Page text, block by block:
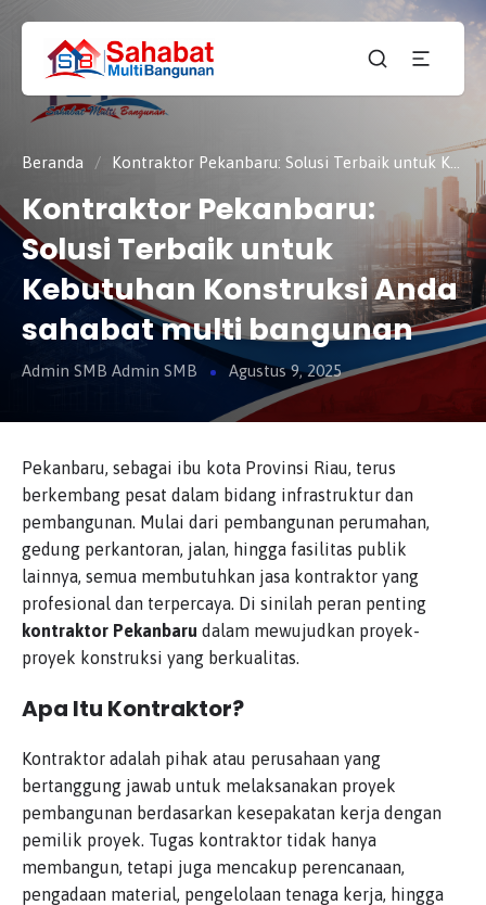
CV.
SAHABAT
MULTI
BANGUNAN
Sahabat
Pembangunan Anda
Beranda / Kontraktor Pekanbaru: Solusi Terbaik untuk Kebutuhan Konstruksi Anda sahabat multi bangunan
Kontraktor Pekanbaru:
Solusi Terbaik untuk
Kebutuhan Konstruksi Anda
sahabat multi bangunan
Admin SMB Admin SMB Agustus 9, 2025
Pekanbaru, sebagai ibu kota Provinsi Riau, terus
berkembang pesat dalam bidang infrastruktur dan
pembangunan. Mulai dari pembangunan perumahan,
gedung perkantoran, jalan, hingga fasilitas publik
lainnya, semua membutuhkan jasa kontraktor yang
profesional dan terpercaya. Di sinilah peran penting
kontraktor Pekanbaru dalam mewujudkan proyek-
proyek konstruksi yang berkualitas.
Apa Itu Kontraktor?
Kontraktor adalah pihak atau perusahaan yang
bertanggung jawab untuk melaksanakan proyek
pembangunan berdasarkan kesepakatan kerja dengan
pemilik proyek. Tugas kontraktor tidak hanya
membangun, tetapi juga mencakup perencanaan,
pengadaan material, pengelolaan tenaga kerja, hingga